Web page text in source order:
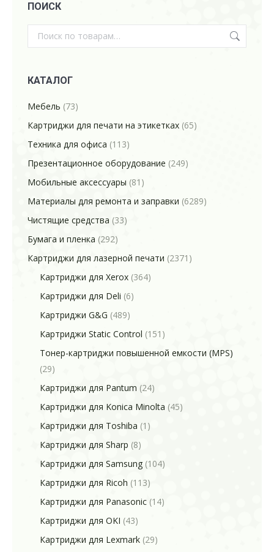
ПОИСК
КАТАЛОГ
Мебель (73)
Картриджи для печати на этикетках (65)
Техника для офиса (113)
Презентационное оборудование (249)
Мобильные аксессуары (81)
Материалы для ремонта и заправки (6289)
Чистящие средства (33)
Бумага и пленка (292)
Картриджи для лазерной печати (2371)
Картриджи для Xerox (364)
Картриджи для Deli (6)
Картриджи G&G (489)
Картриджи Static Control (151)
Тонер-картриджи повышенной емкости (MPS)
(29)
Картриджи для Pantum (24)
Картриджи для Konica Minolta (45)
Картриджи для Toshiba (1)
Картриджи для Sharp (8)
Картриджи для Samsung (104)
Картриджи для Ricoh (113)
Картриджи для Panasonic (14)
Картриджи для OKI (43)
Картриджи для Lexmark (29)